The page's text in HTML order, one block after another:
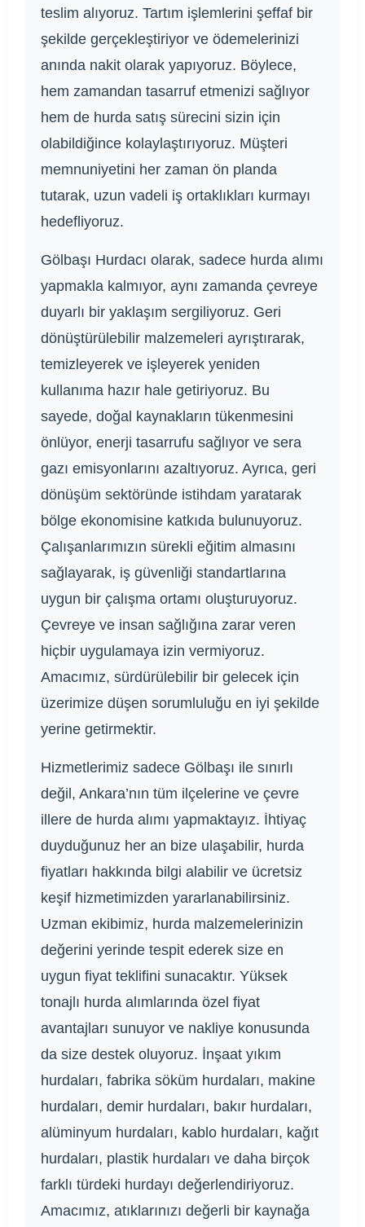
teslim alıyoruz. Tartım işlemlerini şeffaf bir
şekilde gerçekleştiriyor ve ödemelerinizi
anında nakit olarak yapıyoruz. Böylece,
hem zamandan tasarruf etmenizi sağlıyor
hem de hurda satış sürecini sizin için
olabildiğince kolaylaştırıyoruz. Müşteri
memnuniyetini her zaman ön planda
tutarak, uzun vadeli iş ortaklıkları kurmayı
hedefliyoruz.
Gölbaşı Hurdacı olarak, sadece hurda alımı
yapmakla kalmıyor, aynı zamanda çevreye
duyarlı bir yaklaşım sergiliyoruz. Geri
dönüştürülebilir malzemeleri ayrıştırarak,
temizleyerek ve işleyerek yeniden
kullanıma hazır hale getiriyoruz. Bu
sayede, doğal kaynakların tükenmesini
önlüyor, enerji tasarrufu sağlıyor ve sera
gazı emisyonlarını azaltıyoruz. Ayrıca, geri
dönüşüm sektöründe istihdam yaratarak
bölge ekonomisine katkıda bulunuyoruz.
Çalışanlarımızın sürekli eğitim almasını
sağlayarak, iş güvenliği standartlarına
uygun bir çalışma ortamı oluşturuyoruz.
Çevreye ve insan sağlığına zarar veren
hiçbir uygulamaya izin vermiyoruz.
Amacımız, sürdürülebilir bir gelecek için
üzerimize düşen sorumluluğu en iyi şekilde
yerine getirmektir.
Hizmetlerimiz sadece Gölbaşı ile sınırlı
değil, Ankara’nın tüm ilçelerine ve çevre
illere de hurda alımı yapmaktayız. İhtiyaç
duyduğunuz her an bize ulaşabilir, hurda
fiyatları hakkında bilgi alabilir ve ücretsiz
keşif hizmetimizden yararlanabilirsiniz.
Uzman ekibimiz, hurda malzemelerinizin
değerini yerinde tespit ederek size en
uygun fiyat teklifini sunacaktır. Yüksek
tonajlı hurda alımlarında özel fiyat
avantajları sunuyor ve nakliye konusunda
da size destek oluyoruz. İnşaat yıkım
hurdaları, fabrika söküm hurdaları, makine
hurdaları, demir hurdaları, bakır hurdaları,
alüminyum hurdaları, kablo hurdaları, kağıt
hurdaları, plastik hurdaları ve daha birçok
farklı türdeki hurdayı değerlendiriyoruz.
Amacımız, atıklarınızı değerli bir kaynağa